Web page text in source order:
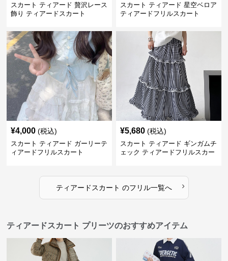
スカート ティアード 贅沢レース
飾り ティアードスカート
スカート ティアード 星空ベロア
ティアードフリルスカート
¥4,000 (税込)
スカート ティアード ガーリーテ
ィアードフリルスカート
¥5,680 (税込)
スカート ティアード ギンガムチ
ェック ティアードフリルスカー
ティアードスカート のフリル一覧へ ›
ティアードスカート プリーツのおすすめアイテム